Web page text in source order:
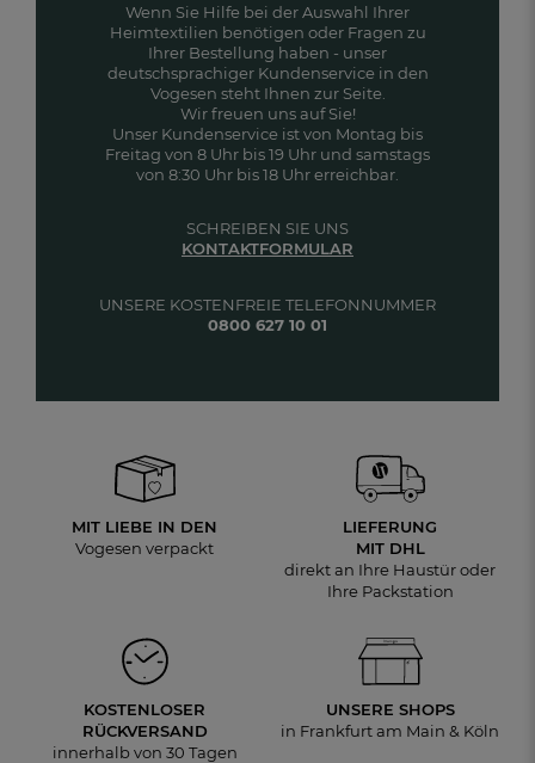
Wenn Sie Hilfe bei der Auswahl Ihrer
Heimtextilien benötigen oder Fragen zu
Ihrer Bestellung haben - unser
deutschsprachiger Kundenservice in den
Vogesen steht Ihnen zur Seite.
Wir freuen uns auf Sie!
Unser Kundenservice ist von Montag bis
Freitag von 8 Uhr bis 19 Uhr und samstags
von 8:30 Uhr bis 18 Uhr erreichbar.
UNSERE KOSTENFREIE TELEFONNUMMER
0800 627 10 01
SCHREIBEN SIE UNS
KONTAKTFORMULAR
MIT LIEBE IN DEN
Vogesen verpackt
LIEFERUNG
MIT DHL
direkt an Ihre Haustür oder
Ihre Packstation
KOSTENLOSER
RÜCKVERSAND
innerhalb von 30 Tagen
UNSERE SHOPS
in Frankfurt am Main & Köln